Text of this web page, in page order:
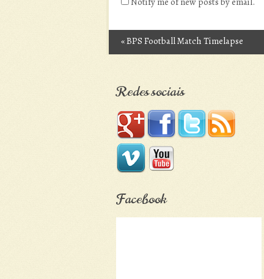
Post navigation
«BPS Football Match Timelapse
Redes sociais
Facebook